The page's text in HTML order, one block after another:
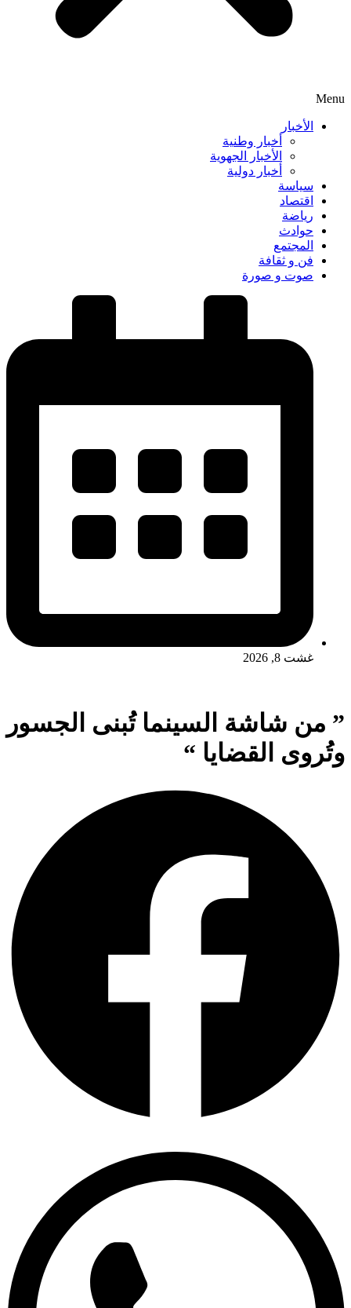
Menu
الأخبار
أخبار وطنية
الأخبار الجهوية
أخبار دولية
سياسة
اقتصاد
رياضة
حوادث
المجتمع
فن و ثقافة
صوت و صورة
غشت 8, 2026
” من شاشة السينما تُبنى الجسور
وتُروى القضايا “